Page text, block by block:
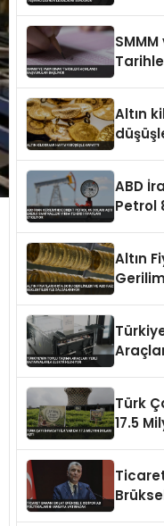
SMMM
Altın
ABD
Petrol
Altın
Türk
17.5